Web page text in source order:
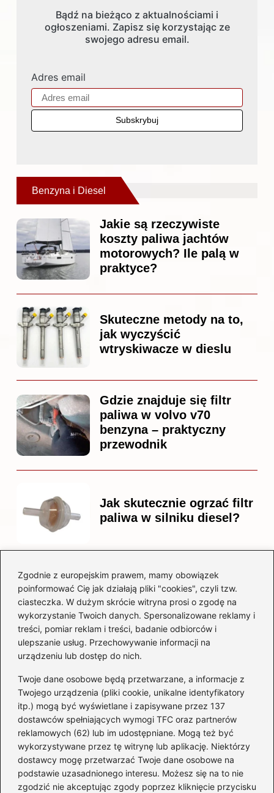
Zgodnie z europejskim prawem, mamy obowiązek
poinformować Cię jak działają pliki "cookies", czyli tzw.
ciasteczka. W dużym skrócie witryna prosi o zgodę na
wykorzystanie Twoich danych. Spersonalizowane reklamy i
treści, pomiar reklam i treści, badanie odbiorców i
ulepszanie usług. Przechowywanie informacji na
urządzeniu lub dostęp do nich.
Twoje dane osobowe będą przetwarzane, a informacje z
Twojego urządzenia (pliki cookie, unikalne identyfikatory
itp.) mogą być wyświetlane i zapisywane przez 137
dostawców spełniających wymogi TFC oraz partnerów
reklamowych (62) lub im udostępniane. Mogą też być
wykorzystywane przez tę witrynę lub aplikację. Niektórzy
dostawcy mogę przetwarzać Twoje dane osobowe na
podstawie uzasadnionego interesu. Możesz się na to nie
zgodzić nie akceptując zgody poprzez kliknięcie przycisku
Bądź na bieżąco z aktualnościami i
ogłoszeniami. Zapisz się korzystając ze
swojego adresu email.
Adres email
Benzyna i Diesel
Jakie są rzeczywiste
koszty paliwa jachtów
motorowych? Ile palą w
praktyce?
Skuteczne metody na to,
jak wyczyścić
wtryskiwacze w dieslu
Gdzie znajduje się filtr
paliwa w volvo v70
benzyna – praktyczny
przewodnik
Jak skutecznie ogrzać filtr
paliwa w silniku diesel?
Czy warto kupować
diesla? Przewodnik dla
przyszłych właścicieli
Kategorie
Akumulator(74)
Benzyna i Diesel(87)
Motocykle(49)
Opony(81)
Prawo jazdy(77)
Samochody(238)